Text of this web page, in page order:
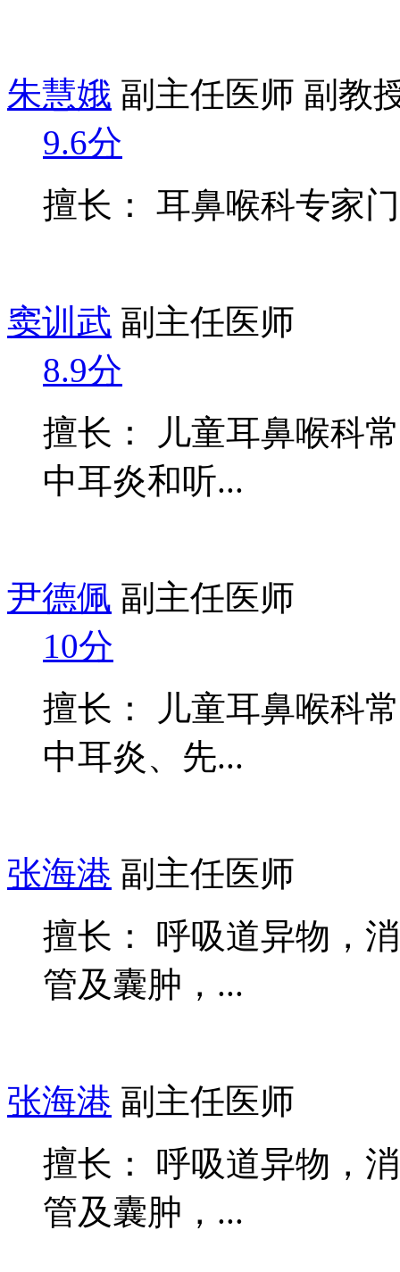
朱慧娥 副主任医师 副教
9.6分
擅长： 耳鼻喉科专家
窦训武 副主任医师
8.9分
擅长： 儿童耳鼻喉科
中耳炎和听...
尹德佩 副主任医师
10分
擅长： 儿童耳鼻喉科
中耳炎、先...
张海港 副主任医师
擅长： 呼吸道异物，
管及囊肿，...
张海港 副主任医师
擅长： 呼吸道异物，
管及囊肿，...